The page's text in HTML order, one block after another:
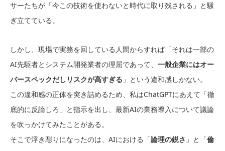
サーたちが「今この技術を使わないと時代に取り残される」と騒
ぎ立てている。
しかし、現場で実務を回している人間からすれば「それは一部の
AI先駆者とシステム開発業者の理屈であって、 一般企業にはオー
バースペックだしリスクが高すぎる 」という違和感しかない。
この違和感の正体を突き詰めるため、私はChatGPTにあえて「徹
底的に反論しろ」と指示を出し、最新AIの業務導入について議論
を吹っかけてみたことがある。
そこで浮き彫りになったのは、AIにおける「論理の鋭さ 」と「倫